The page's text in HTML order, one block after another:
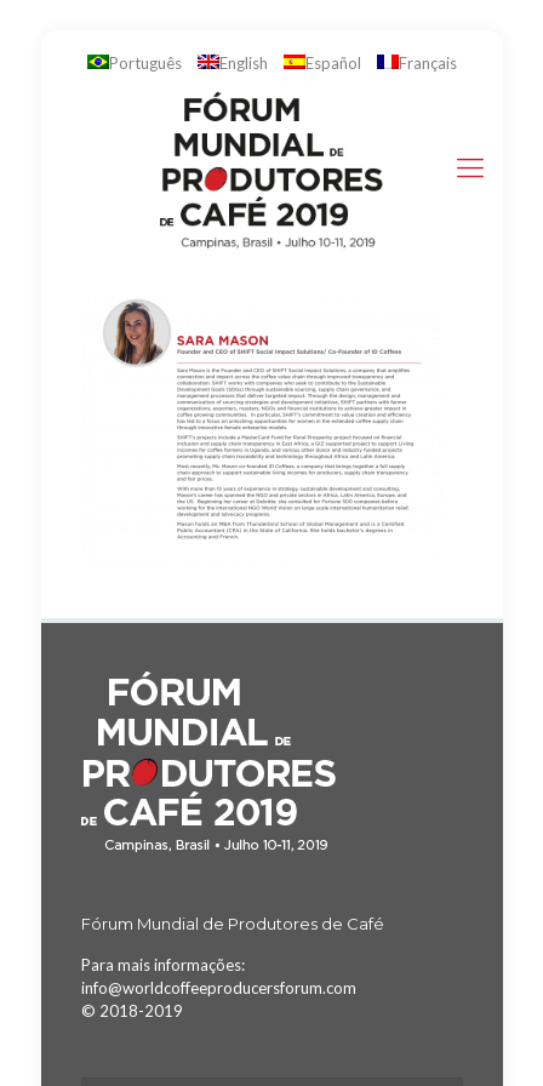
Português English Español Français
Fórum Mundial de Produtores de Café
Para mais informações:
info@worldcoffeeproducersforum.com
© 2018-2019